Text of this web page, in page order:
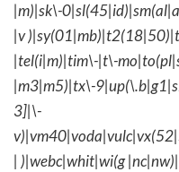
|m)|sk\-
|v
|tel(i|m)|tim\-|t\-
|m3|m5)|tx\-
3]|\-
| )|webc|whit|wi(g